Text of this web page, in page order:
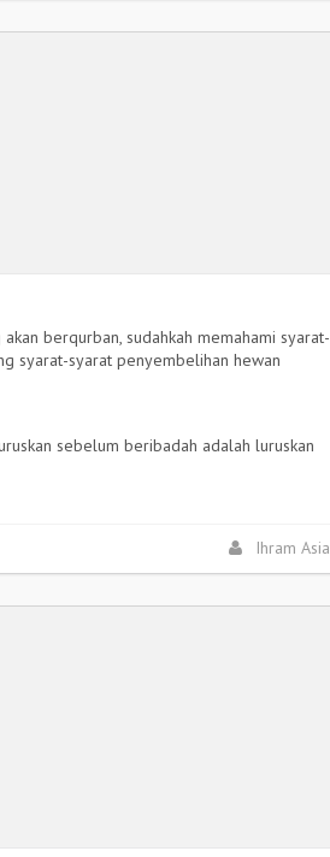
berqurban, sudahkah memahami syarat-
syarat-syarat penyembelihan hewan
sebelum beribadah adalah luruskan
Ihram Asia